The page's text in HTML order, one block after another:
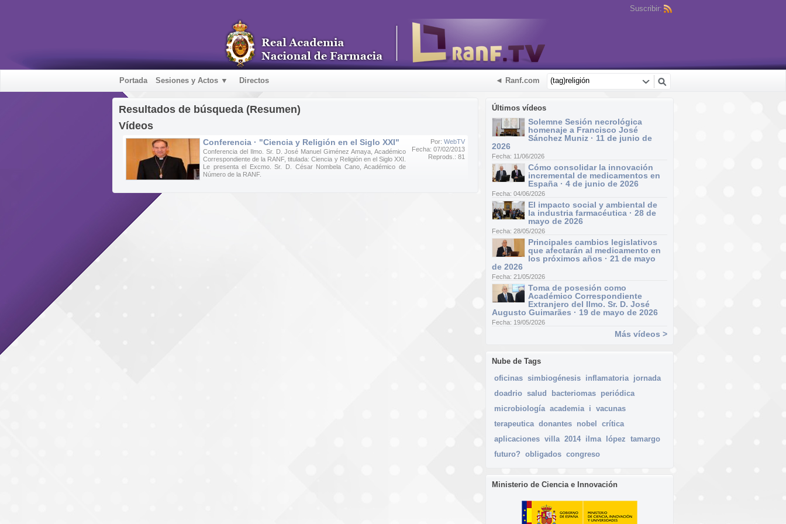
Suscribir:
Portada Sesiones y Actos ▼ Directos ◄ Ranf.com
Últimos vídeos
Solemne Sesión necrológica
homenaje a Francisco José
Sánchez Muniz · 11 de junio de
2026
Fecha: 11/06/2026
Cómo consolidar la innovación
incremental de medicamentos en
España · 4 de junio de 2026
Fecha: 04/06/2026
El impacto social y ambiental de
la industria farmacéutica · 28 de
mayo de 2026
Fecha: 28/05/2026
Principales cambios legislativos
que afectarán al medicamento en
los próximos años · 21 de mayo
de 2026
Fecha: 21/05/2026
Toma de posesión como
Académico Correspondiente
Extranjero del Ilmo. Sr. D. José
Augusto Guimarães · 19 de mayo de 2026
Fecha: 19/05/2026
Más vídeos >
Nube de Tags
oficinas simbiogénesis inflamatoria jornada
doadrio salud bacteriomas periódica
microbiología academia i vacunas
terapeutica donantes nobel
crítica
aplicaciones villa 2014 ilma lópez tamargo
futuro? obligados congreso
Ministerio de Ciencia e Innovación
Resultados de búsqueda (Resumen)
Vídeos
Por: WebTV
Fecha: 07/02/2013
Reprods.: 81
Conferencia · "Ciencia y Religión en el Siglo XXI"
Conferencia del Ilmo. Sr. D. José Manuel Giménez Amaya, Académico
Correspondiente de la RANF, titulada: Ciencia y Religión en el Siglo XXI.
Le presenta el Excmo. Sr. D. César Nombela Cano, Académico de
Número de la RANF.